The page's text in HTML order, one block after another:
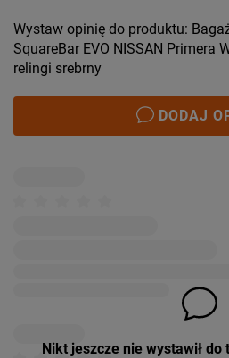
Wystaw opinię do produktu:
SquareBar EVO NISSAN Primera
relingi srebrny
DODAJ
Nikt jeszcze nie wystawił